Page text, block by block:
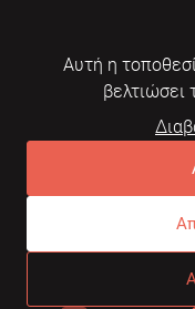
Αυτή η
βελτιώσει